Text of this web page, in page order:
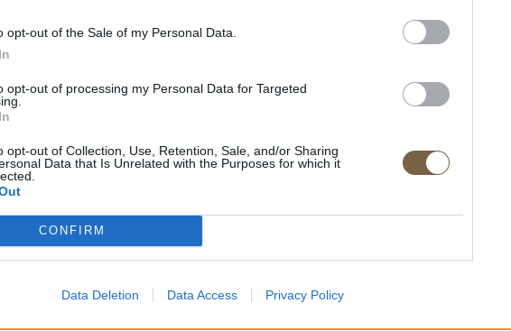
opt-out of the Sale of my Personal Data.
opt-out of processing my Personal Data for Targeted
opt-out of Collection, Use, Retention, Sale, and/or Sharing
Data that Is Unrelated with the Purposes for which it
CONFIRM
Data Deletion Data Access Privacy Policy
Γύρω από τη φωτιά
του barbecue και την απλότητα της φλόγας.
αβίαστα, με γεύσεις που αναδεικνύονται μέσα από τον καπνό, το αλάτι
και τον χρόνο.
και καλοκαιρινή-γύρω από τη φωτιά, εκεί που όλα γίνονται πιο απλά
και ουσιαστικά.